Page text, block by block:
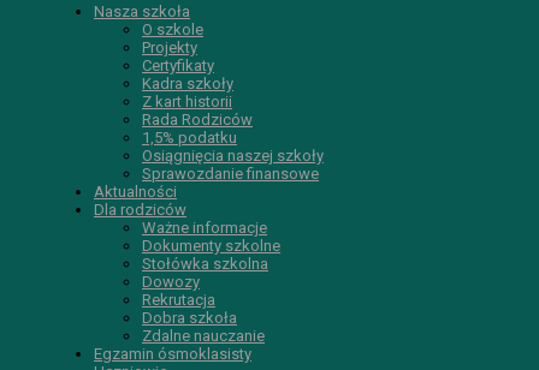
Nasza szkoła
O szkole
Projekty
Certyfikaty
Kadra szkoły
Z kart historii
Rada Rodziców
1,5% podatku
Osiągnięcia naszej szkoły
Sprawozdanie finansowe
Aktualności
Dla rodziców
Ważne informacje
Dokumenty szkolne
Stołówka szkolna
Dowozy
Rekrutacja
Dobra szkoła
Zdalne nauczanie
Egzamin ósmoklasisty